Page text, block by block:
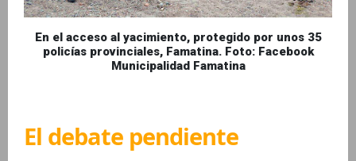
En el acceso al yacimiento, protegido por unos 35
policías provinciales, Famatina. Foto: Facebook
Municipalidad Famatina
El debate pendiente